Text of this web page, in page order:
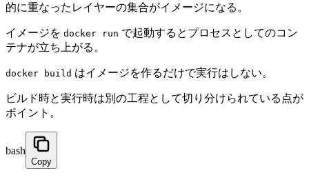
的に重なったレイヤーの集合がイメージになる。
イメージを docker run で起動するとプロセスとしてのコン
テナが立ち上がる。
docker build はイメージを作るだけで実行はしない。
ビルド時と実行時は別の工程として切り分けられている点が
ポイント。
bash
Copy